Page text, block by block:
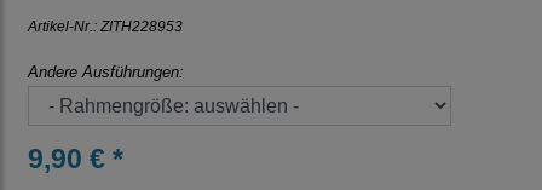
Artikel-Nr.: ZITH228953
Andere Ausführungen:
9,90 € *